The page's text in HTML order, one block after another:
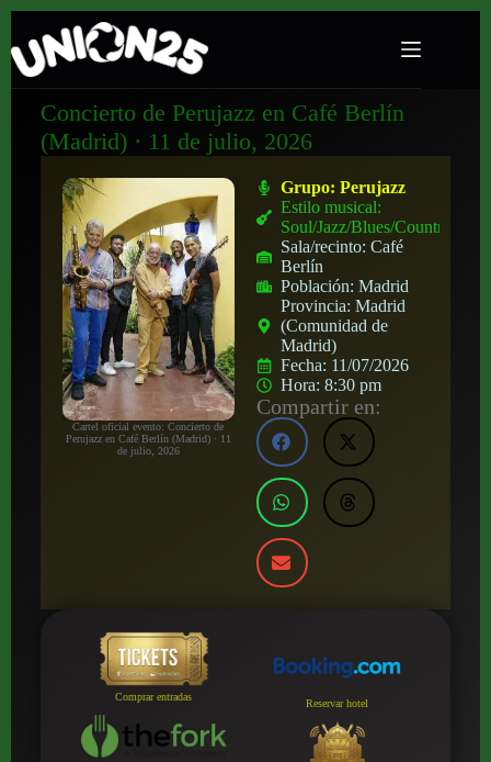
Concierto de Perujazz en Café Berlín
(Madrid) · 11 de julio, 2026
Cartel oficial evento: Concierto de
Perujazz en Café Berlín (Madrid) · 11
de julio, 2026
Grupo:Perujazz
Estilo musical:
Soul/Jazz/Blues/Country
Sala/recinto:Café
Berlín
Población:Madrid
Provincia:Madrid
(Comunidad de
Madrid)
Fecha: 11/07/2026
Hora:8:30 pm
Compartir en:
Comprar entradas
Reservar hotel